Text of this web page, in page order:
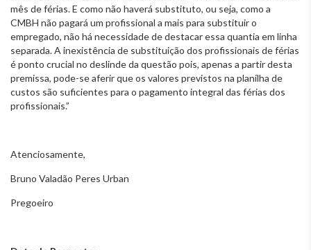
mês de férias. E como não haverá substituto, ou seja, como a
CMBH não pagará um profissional a mais para substituir o
empregado, não há necessidade de destacar essa quantia em linha
separada. A inexistência de substituição dos profissionais de férias
é ponto crucial no deslinde da questão pois, apenas a partir desta
premissa, pode-se aferir que os valores previstos na planilha de
custos são suficientes para o pagamento integral das férias dos
profissionais.”
Atenciosamente,
Bruno Valadão Peres Urban
Pregoeiro